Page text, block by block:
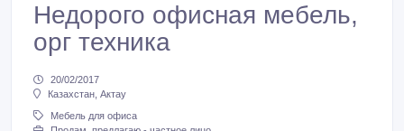
Недорого офисная мебель,
орг техника
20/02/2017
Казахстан, Актау
Мебель для офиса